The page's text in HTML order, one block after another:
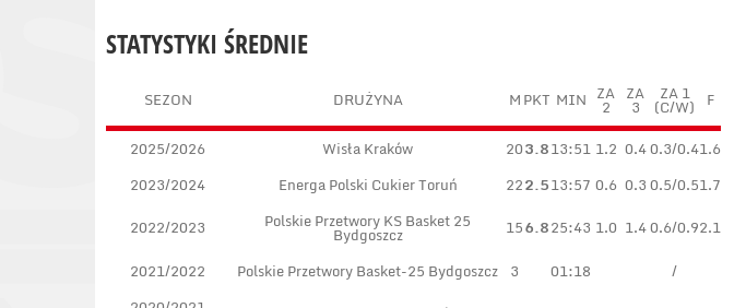
STATYSTYKI ŚREDNIE
SEZON DRUŻYNA MPKT MIN ZA
2
ZA
3
ZA 1
(C/W) F
2025/2026 Wisła Kraków 203.813:51 1.2 0.40.3/0.41.6
2023/2024
Energa Polski Cukier Toruń 222.513:57 0.6 0.30.5/0.51.7
2022/2023
Polskie Przetwory KS Basket 25
Bydgoszcz 156.825:43 1.0 1.40.6/0.92.1
2021/2022
Polskie Przetwory Basket-25 Bydgoszcz 3 01:18
/